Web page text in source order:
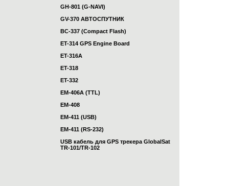
GH-801 (G-NAVI)
GV-370 АВТОСПУТНИК
BC-337 (Compact Flash)
ET-314 GPS Engine Board
ET-316A
ET-318
ET-332
EM-406A (TTL)
EM-408
EM-411 (USB)
EM-411 (RS-232)
USB кабель для GPS трекера GlobalSat
TR-101/TR-102